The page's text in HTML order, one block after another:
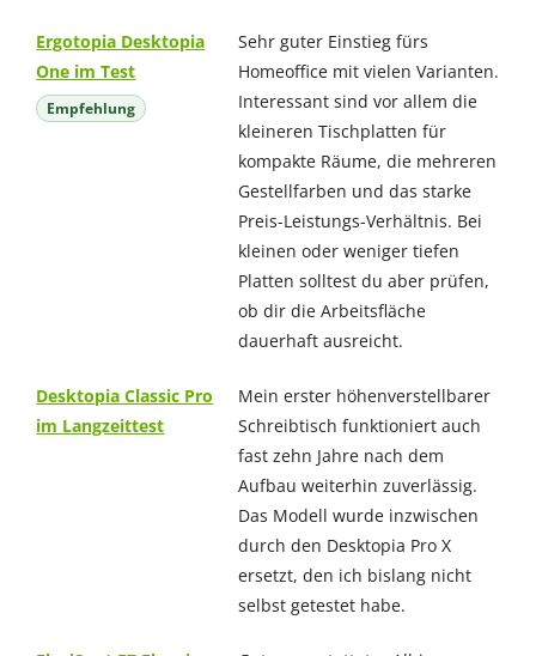
Ergotopia Desktopia
One im Test
Empfehlung
Sehr guter Einstieg fürs
Homeoffice mit vielen Varianten.
Interessant sind vor allem die
kleineren Tischplatten für
kompakte Räume, die mehreren
Gestellfarben und das starke
Preis-Leistungs-Verhältnis. Bei
kleinen oder weniger tiefen
Platten solltest du aber prüfen,
ob dir die Arbeitsfläche
dauerhaft ausreicht.
Desktopia Classic Pro
im Langzeittest
Mein erster höhenverstellbarer
Schreibtisch funktioniert auch
fast zehn Jahre nach dem
Aufbau weiterhin zuverlässig.
Das Modell wurde inzwischen
durch den Desktopia Pro X
ersetzt, den ich bislang nicht
selbst getestet habe.